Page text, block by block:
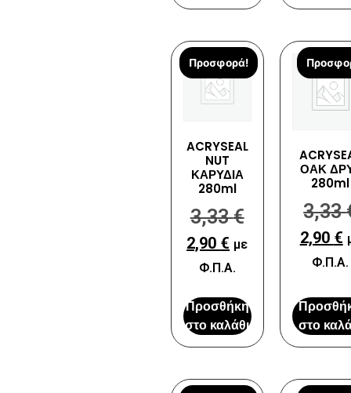
Προσφορά!
ACRYSEAL
NUT
ΚΑΡΥΔΙΑ
280ml
3,33€
2,90 € με
Φ.Π.Α.
Προσθήκη
στο καλάθι
ΟΑΚ
280ml
3,33
2,90 €
Φ.Π.Α.
στο